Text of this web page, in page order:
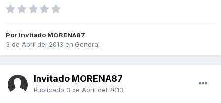
Por Invitado MORENA87
3 de Abril del 2013 en General
Invitado MORENA87
Publicado 3 de Abril del 2013